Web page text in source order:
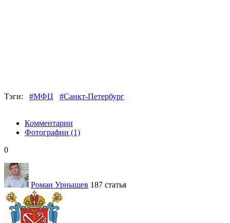
Тэги: #МФЦ #Санкт-Петербург
Комментарии
Фотографии (1)
0
Роман Урнышев 187 статья